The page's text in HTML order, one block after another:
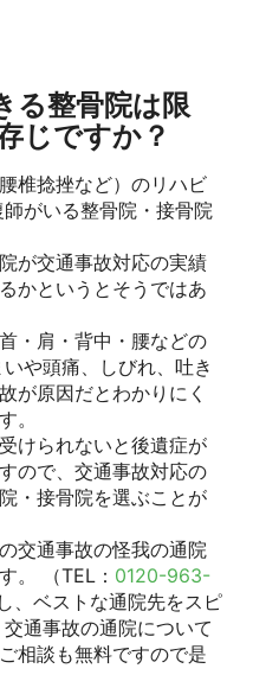
る整骨院は限
じですか？
椎捻挫など）のリハビ
がいる整骨院・接骨院
が交通事故対応の実績
かというとそうではあ
・肩・背中・腰などの
や頭痛、しびれ、吐き
が原因だとわかりにく
。
けられないと後遺症が
ので、交通事故対応の
・接骨院を選ぶことが
交通事故の怪我の通院
。 （TEL： 0120-963-
、ベストな通院先をスピ
通事故の通院について
相談も無料ですので是